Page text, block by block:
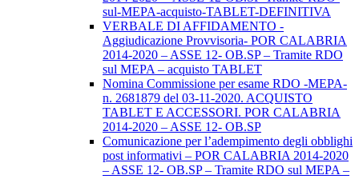
sul-MEPA-acquisto-TABLET-DEFINITIVA
VERBALE DI AFFIDAMENTO -
Aggiudicazione Provvisoria- POR CALABRIA
2014-2020 – ASSE 12- OB.SP – Tramite RDO
sul MEPA – acquisto TABLET
Nomina Commissione per esame RDO -MEPA-
n. 2681879 del 03-11-2020. ACQUISTO
TABLET E ACCESSORI. POR CALABRIA
2014-2020 – ASSE 12- OB.SP
Comunicazione per l’adempimento degli obblighi
post informativi – POR CALABRIA 2014-2020
– ASSE 12- OB.SP – Tramite RDO sul MEPA –